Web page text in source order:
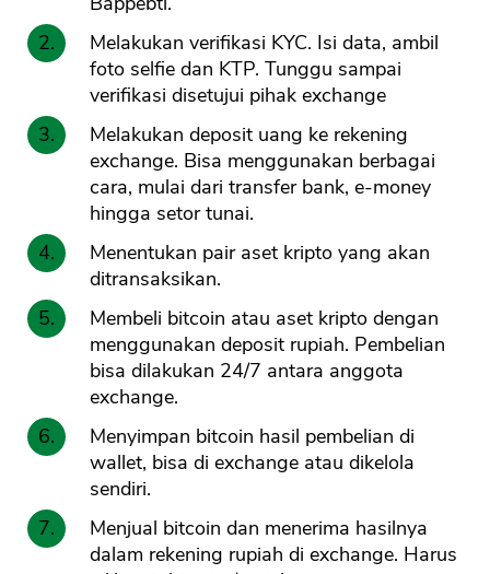
Melakukan verifikasi KYC. Isi data, ambil
foto selfie dan KTP. Tunggu sampai
verifikasi disetujui pihak exchange
Melakukan deposit uang ke rekening
exchange. Bisa menggunakan berbagai
cara, mulai dari transfer bank, e-money
hingga setor tunai.
Menentukan pair aset kripto yang akan
ditransaksikan.
Membeli bitcoin atau aset kripto dengan
menggunakan deposit rupiah. Pembelian
bisa dilakukan 24/7 antara anggota
exchange.
Menyimpan bitcoin hasil pembelian di
wallet, bisa di exchange atau dikelola
sendiri.
Menjual bitcoin dan menerima hasilnya
dalam rekening rupiah di exchange. Harus